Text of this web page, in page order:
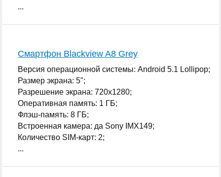
...
Смартфон Blackview A8 Grey
Версия операционной системы: Android 5.1 Lollipop;
Размер экрана: 5";
Разрешение экрана: 720x1280;
Оперативная память: 1 ГБ;
Флэш-память: 8 ГБ;
Встроенная камера: да Sony IMX149;
Количество SIM-карт: 2;
...